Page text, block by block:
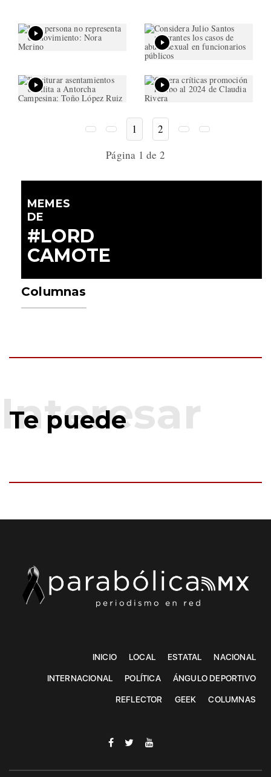
1
2
Página 1 de 2
MEMES
DE
#LORD
CAMOTE
Columnas
Te puede
INICIO LOCAL ESTATAL NACIONAL
INTERNACIONAL POLÍTICA ÁNGULO DEPORTIVO
REFLECTOR GEEK COLUMNAS